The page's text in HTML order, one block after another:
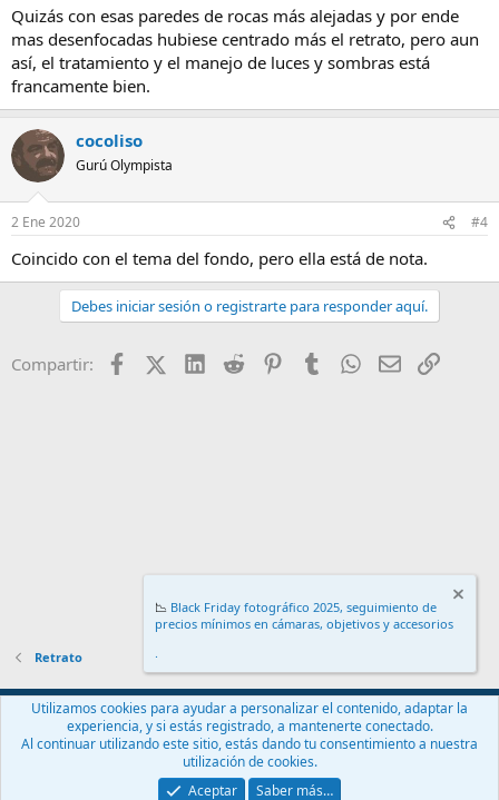
Quizás con esas paredes de rocas más alejadas y por ende
mas desenfocadas hubiese centrado más el retrato, pero aun
así, el tratamiento y el manejo de luces y sombras está
francamente bien.
cocoliso
Gurú Olympista
2 Ene 2020 #4
Coincido con el tema del fondo, pero ella está de nota.
Debes iniciar sesión o registrarte para responder aquí.
Compartir: FacebookX (Twitter)
LinkedIn
Reddit PinterestTumblr WhatsApp
EmailEnlace
Retrato
Español (ES)
Contáctanos
Términos y reglas Política de privacidad
Ayuda
®
📉 Black Friday fotográfico 2025, seguimiento de
precios mínimos en cámaras, objetivos y accesorios
.
Utilizamos cookies para ayudar a personalizar el contenido, adaptar la
experiencia, y si estás registrado, a mantenerte conectado.
Al continuar utilizando este sitio, estás dando tu consentimiento a nuestra
utilización de cookies.
Aceptar
Saber más…